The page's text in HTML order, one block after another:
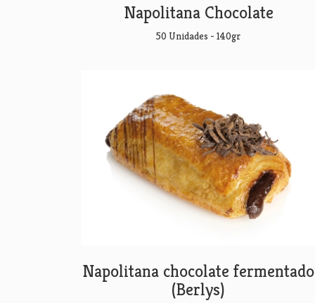
Napolitana Chocolate
50 Unidades - 140gr
Napolitana chocolate fermentado
(Berlys)